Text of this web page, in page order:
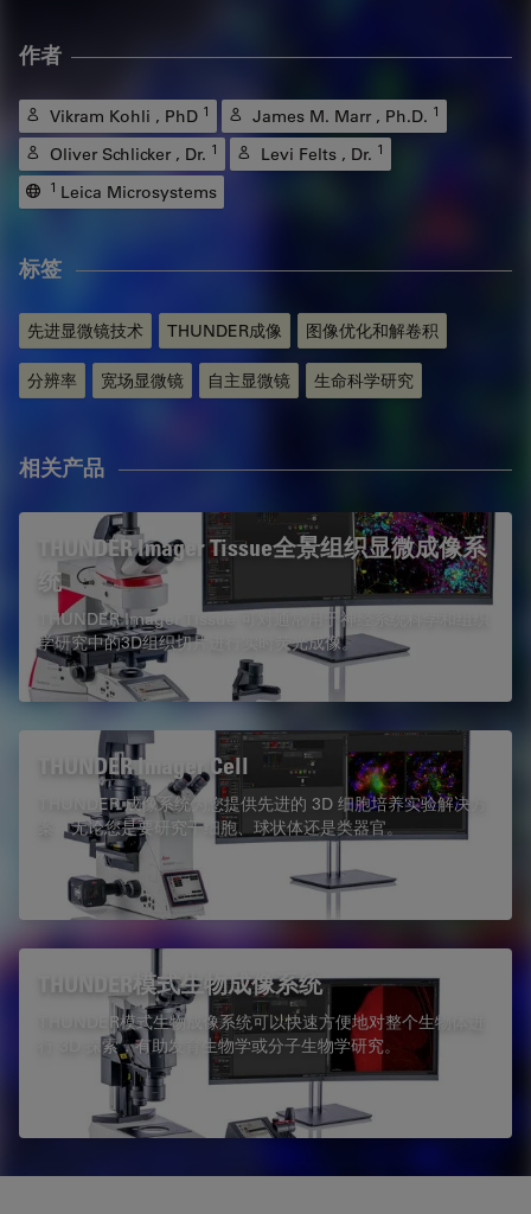
作者
Vikram Kohli , PhD 1 James M. Marr , Ph.D. 1
Oliver Schlicker , Dr. 1 Levi Felts , Dr. 1
1 Leica Microsystems
标签
先进显微镜技术 THUNDER成像 图像优化和解卷积
分辨率 宽场显微镜 自主显微镜 生命科学研究
相关产品
THUNDER Imager Tissue全景组织显微成像系
统
THUNDER Imager Tissue 可对通常用于神经系统科学和组织
学研究中的3D组织切片进行实时荧光成像。
THUNDER Imager Cell
THUNDER 成像系统为您提供先进的 3D 细胞培养实验解决方
案，无论您是要研究干细胞、球状体还是类器官。
THUNDER模式生物成像系统
THUNDER模式生物成像系统可以快速方便地对整个生物体进
行 3D 探索，有助发育生物学或分子生物学研究。